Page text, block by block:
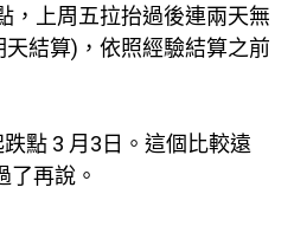
，上周五拉抬過後連兩天無
結算)，依照經驗結算之前
點 3 月3日。這個比較遠
了再說。